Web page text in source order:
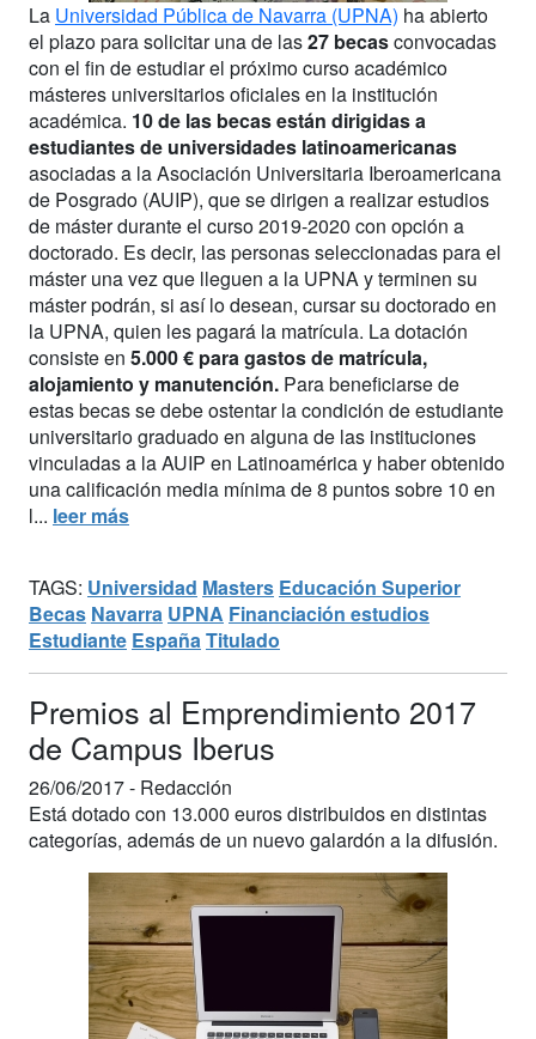
La Universidad Pública de Navarra (UPNA) ha abierto
el plazo para solicitar una de las27 becasconvocadas
con el fin de estudiar el próximo curso académico
másteres universitarios oficiales en la institución
académica. 10 de las becas están dirigidas a
estudiantes de universidades latinoamericanas
asociadas a la Asociación Universitaria Iberoamericana
de Posgrado (AUIP), que se dirigen a realizar estudios
de máster durante el curso 2019-2020 con opción a
doctorado. Es decir, las personas seleccionadas para el
máster una vez que lleguen a la UPNA y terminen su
máster podrán, si así lo desean, cursar su doctorado en
la UPNA, quien les pagará la matrícula. La dotación
consiste en 5.000 € para gastos de matrícula,
alojamiento y manutención. Para beneficiarse de
estas becas se debe ostentar la condición de estudiante
universitario graduado en alguna de las instituciones
vinculadas a la AUIP en Latinoamérica y haber obtenido
una calificación media mínima de 8 puntos sobre 10 en
l... leer más
TAGS: Universidad Masters Educación Superior
Becas Navarra UPNA Financiación estudios
Estudiante EspañaTitulado
Premios al Emprendimiento 2017
de Campus Iberus
26/06/2017 - Redacción
Está dotado con 13.000 euros distribuidos en distintas
categorías, además de un nuevo galardón a la difusión.